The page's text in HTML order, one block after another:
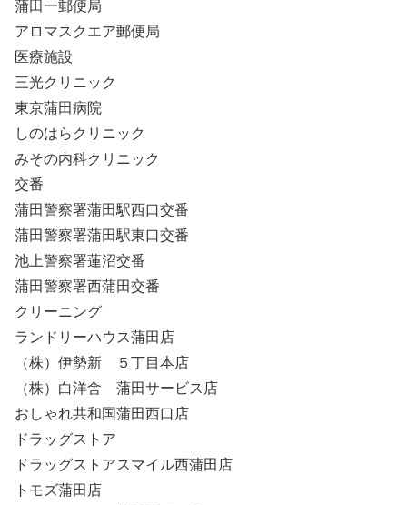
蒲田一郵便局
アロマスクエア郵便局
医療施設
三光クリニック
東京蒲田病院
しのはらクリニック
みその内科クリニック
交番
蒲田警察署蒲田駅西口交番
蒲田警察署蒲田駅東口交番
池上警察署蓮沼交番
蒲田警察署西蒲田交番
クリーニング
ランドリーハウス蒲田店
（株）伊勢新 ５丁目本店
（株）白洋舎 蒲田サービス店
おしゃれ共和国蒲田西口店
ドラッグストア
ドラッグストアスマイル西蒲田店
トモズ蒲田店